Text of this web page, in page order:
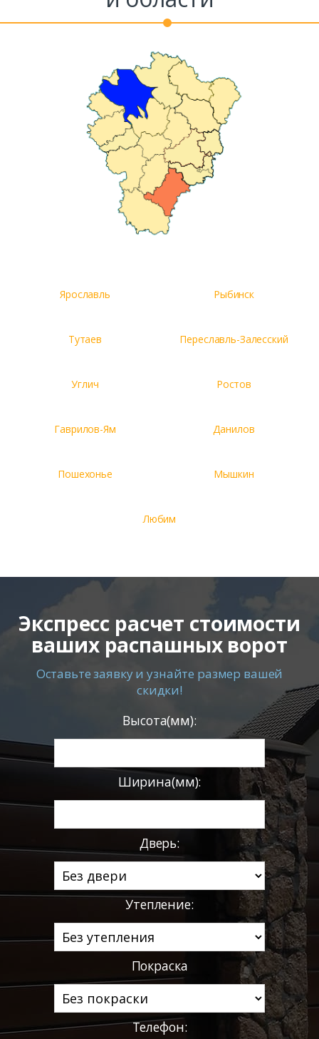
Комментарий к заказу
Ярославль Рыбинск
Тутаев Переславль-Залесский
Углич Ростов
Гаврилов-Ям Данилов
Пошехонье Мышкин
Любим
Экспресс расчет стоимости
ваших распашных ворот
Оставьте заявку и узнайте размер вашей
скидки!
Высота(мм):
Ширина(мм):
Дверь:
Утепление:
Покраска
Телефон: